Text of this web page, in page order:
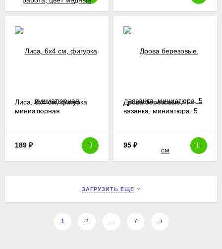
Лиса, 6х4 см, фигурка
миниатюрная
189 ₽
Дрова березовые,
вязанка, миниатюра, 5
95 ₽
ЗАГРУЗИТЬ ЕЩЕ
1 2 ... 7